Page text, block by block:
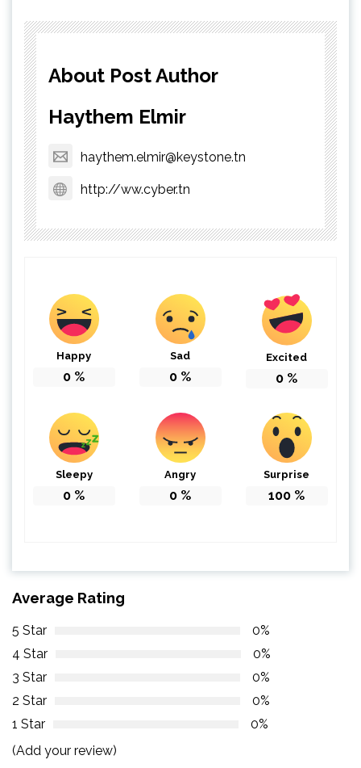
About Post Author
Haythem Elmir
haythem.elmir@keystone.tn
http://ww.cyber.tn
Happy
0 %
Sad
0 %
Excited
0 %
Sleepy
0 %
Angry
0 %
Surprise
100 %
Average Rating
5 Star
0%
4 Star
0%
3 Star
0%
2 Star
0%
1 Star
0%
(Add your review)